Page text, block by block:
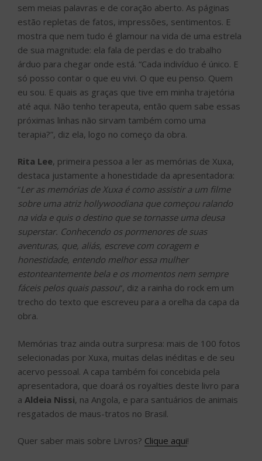
sem meias palavras e de coração aberto. As páginas
estão repletas de fatos, impressões, sentimentos. E
mostra que nem tudo é glamour na vida de uma estrela
de sua magnitude: ela fala de perdas e do trabalho
árduo para chegar onde está. “Cada indivíduo é único. E
só posso contar o que eu vivi. O que eu penso. Quem
eu sou. E quais as graças que tive em minha trajetória
até aqui. Não tenho terapeuta, então quem sabe essas
próximas linhas não sirvam também como uma
terapia?”, diz ela, logo no começo da obra.
Rita Lee, primeira pessoa a ler as memórias de Xuxa,
destaca justamente a honestidade da apresentadora:
“Ler as memórias de Xuxa é como assistir a um filme
sobre uma atriz hollywoodiana que começou ralando
na vida e quis o destino que se tornasse uma deusa
superstar. Conhecendo os pormenores de suas
aventuras, que, aliás, escreve com coragem e
honestidade, entendo melhor essa mulher
estonteantemente bela e os momentos nem sempre
fáceis pelos quais passou“, diz a rainha do rock em um
trecho do texto que escreveu para a orelha da capa da
obra.
Memórias traz ainda outra surpresa: mais de 100 fotos
selecionadas por Xuxa, muitas delas inéditas e de seu
acervo pessoal. A capa também foi concebida pela
apresentadora, que doará os royalties deste livro para
a Aldeia Nissi, na Angola, e para santuários de animais
resgatados de maus-tratos no Brasil.
Quer saber mais sobre Livros? Clique aqui!